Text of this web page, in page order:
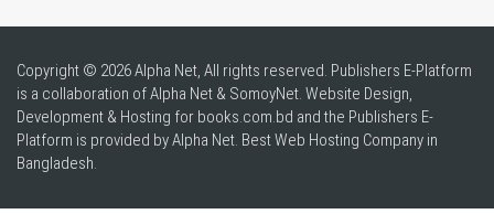
Copyright © 2026 Alpha Net, All rights reserved. Publishers E-Platform
is a collaboration of Alpha Net & SomoyNet. Website Design,
Development & Hosting for books.com.bd and the Publishers E-
Platform is provided by Alpha Net. BestWeb Hosting Company in
Bangladesh.